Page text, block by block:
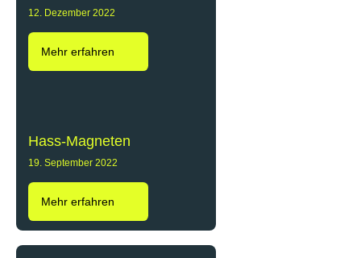
12. Dezember 2022
Mehr erfahren
Hass-Magneten
19. September 2022
Mehr erfahren